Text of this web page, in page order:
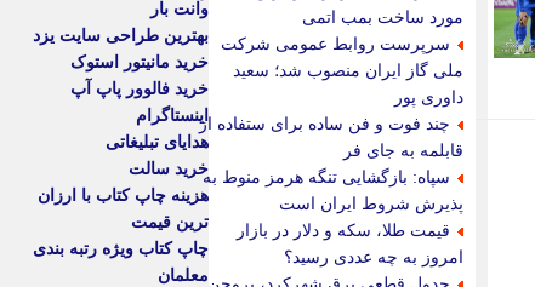
مورد ساخت بمب اتمی
سرپرست روابط عمومی شرکت
ملی گاز ایران منصوب شد؛ سعید
داوری پور
چند فوت و فن ساده برای ستفاده از
قابلمه به جای فر
سپاه: بازگشایی تنگه هرمز منوط به
پذیرش شروط ایران است
قیمت طلا، سکه و دلار در بازار
امروز به چه عددی رسید؟
وانت بار
بهترین طراحی سایت یزد
خرید مانیتور استوک
خرید فالوور پاپ آپ
اینستاگرام
هدایای تبلیغاتی
خرید سالت
هزینه چاپ کتاب با ارزان
ترین قیمت
چاپ کتاب ویژه رتبه بندی
معلمان